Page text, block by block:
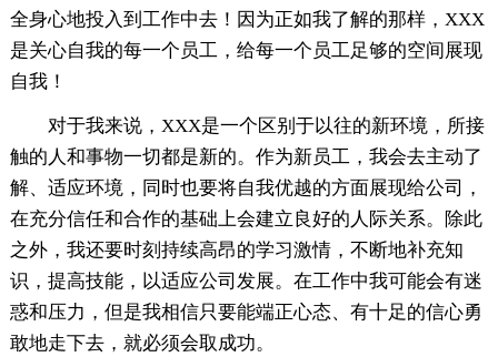
全身心地投入到工作中去！因为正如我了解的那样，XXX
是关心自我的每一个员工，给每一个员工足够的空间展现
自我！
对于我来说，XXX是一个区别于以往的新环境，所接
触的人和事物一切都是新的。作为新员工，我会去主动了
解、适应环境，同时也要将自我优越的方面展现给公司，
在充分信任和合作的基础上会建立良好的人际关系。除此
之外，我还要时刻持续高昂的学习激情，不断地补充知
识，提高技能，以适应公司发展。在工作中我可能会有迷
惑和压力，但是我相信只要能端正心态、有十足的信心勇
敢地走下去，就必须会取成功。